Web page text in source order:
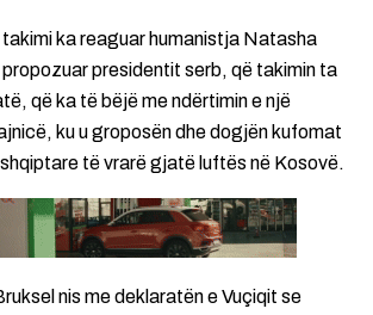
ka reaguar humanistja Natasha
propozuar presidentit serb, që takimin ta
që ka të bëjë me ndërtimin e një
ku u groposën dhe dogjën kufomat
të vrarë gjatë luftës në Kosovë.
nis me deklaratën e Vuçiqit se